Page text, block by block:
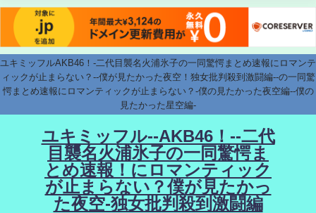
ユキミッフルAKB46！-二代目襲名火浦氷子の一同驚愕まとめ速報にロマンテ
ィックが止まらない？--僕が見たかった夜空！独女批判殺到激闘編--の一同驚
愕まとめ速報にロマンティックが止まらない？-僕の見たかった夜空編--僕の
見たかった星空編-
ユキミッフル--AKB46！--二代
目襲名火浦氷子の一同驚愕ま
とめ速報！にロマンティック
が止まらない？僕が見たかっ
た夜空-独女批判殺到激闘編